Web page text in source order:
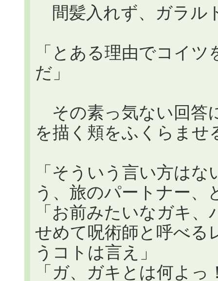
間髪入れず、ガラル
「とある理由でコイ
だ」
その素っ気ない回答
を描く頬をふくらませ
「そういう言い方は
う、旅のパートナー、
「お前みたいなガキ
せめて呪術師と呼べる
うコトは言え」
「ガ、ガキとは何よ